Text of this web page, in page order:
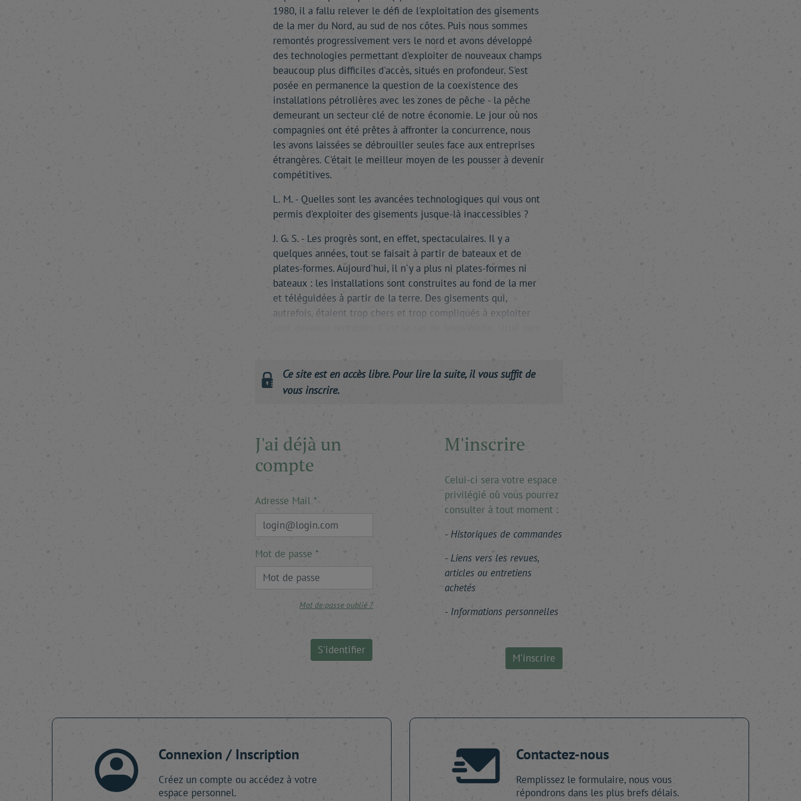
1980, il a fallu relever le défi de l'exploitation des gisements
de la mer du Nord, au sud de nos côtes. Puis nous sommes
remontés progressivement vers le nord et avons développé
des technologies permettant d'exploiter de nouveaux champs
beaucoup plus difficiles d'accès, situés en profondeur. S'est
posée en permanence la question de la coexistence des
installations pétrolières avec les zones de pêche - la pêche
demeurant un secteur clé de notre économie. Le jour où nos
compagnies ont été prêtes à affronter la concurrence, nous
les avons laissées se débrouiller seules face aux entreprises
étrangères. C'était le meilleur moyen de les pousser à devenir
compétitives.
L. M. - Quelles sont les avancées technologiques qui vous ont
permis d'exploiter des gisements jusque-là inaccessibles ?
J. G. S. - Les progrès sont, en effet, spectaculaires. Il y a
quelques années, tout se faisait à partir de bateaux et de
plates-formes. Aujourd'hui, il n'y a plus ni plates-formes ni
bateaux : les installations sont construites au fond de la mer
et téléguidées à partir de la terre. Des gisements qui,
autrefois, étaient trop chers et trop compliqués à exploiter
Ce site est en accès libre. Pour lire la suite, il vous suffit de
vous inscrire.
J'ai déjà un
compte
Adresse Mail
Mot de passe
Mot de passe oublié ?
S'identifier
M'inscrire
Celui-ci sera votre espace
privilégié où vous pourrez
consulter à tout moment :
Historiques de commandes
Liens vers les revues,
articles ou entretiens
achetés
Informations personnelles
M'inscrire
Connexion / Inscription
Créez un compte ou accédez à votre
espace personnel.
Contactez-nous
Remplissez le formulaire, nous vous
répondrons dans les plus brefs délais.